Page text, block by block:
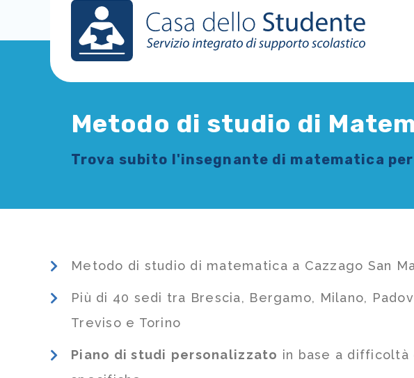
Metodo di studio di
Trova subito l'insegnante di matematica
Metodo di studio di matematica a Cazzago San
Più di 40 sedi tra Brescia, Bergamo, Milano,
Treviso e Torino
Piano di studi personalizzato in base a difficoltà